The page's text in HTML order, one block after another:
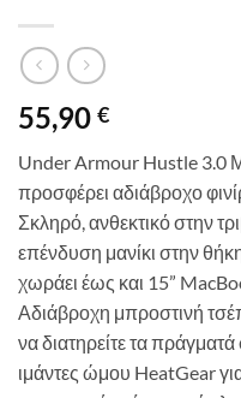
55,90 €
Under Armour Hustle 3.0
προσφέρει αδιάβροχο
Σκληρό, ανθεκτικό στην
επένδυση μανίκι στην
χωράει έως και 15”
Αδιάβροχη μπροστινή
να διατηρείτε τα
ιμάντες ώμου HeatGear